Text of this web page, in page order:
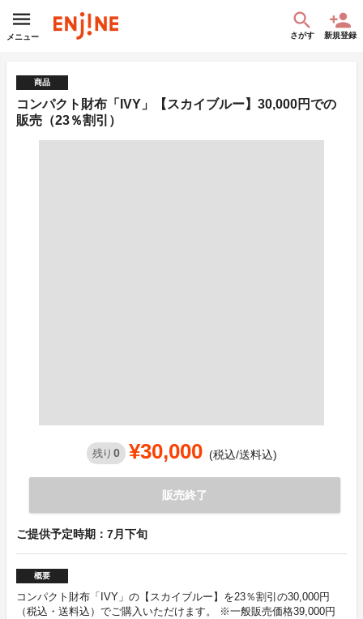
メニュー さがす 新規登録
商品
コンパクト財布「IVY」【スカイブルー】30,000円での
販売（23％割引）
残り 0 ¥30,000 (税込/送料込)
販売終了
ご提供予定時期：7月下旬
概要
コンパクト財布「IVY」の【スカイブルー】を23％割引の30,000円
（税込・送料込）でご購入いただけます。 ※一般販売価格39,000円